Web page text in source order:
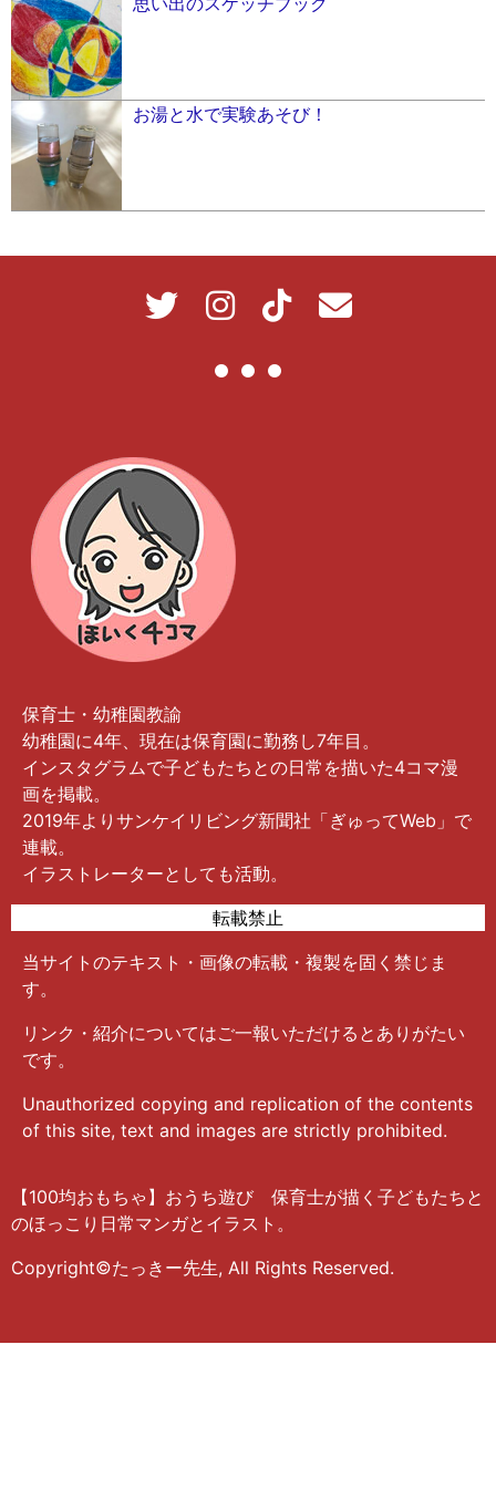
お湯と水で実験あそび！
保育士・幼稚園教諭
幼稚園に4年、現在は保育園に勤務し7年目。
インスタグラムで子どもたちとの日常を描いた4コマ漫
画を掲載。
2019年よりサンケイリビング新聞社「ぎゅってWeb」で
連載。
イラストレーターとしても活動。
転載禁止
当サイトのテキスト・画像の転載・複製を固く禁じま
す。
リンク・紹介についてはご一報いただけるとありがたい
です。
Unauthorized copying and replication of the contents
of this site, text and images are strictly prohibited.
【100均おもちゃ】おうち遊び 保育士が描く子どもたちと
のほっこり日常マンガとイラスト。
Copyright©たっきー先生, All Rights Reserved.